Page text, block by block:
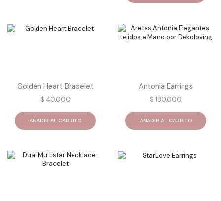
Golden Heart Bracelet
$ 40.000
AÑADIR AL CARRITO
Antonia Earrings
$ 180.000
AÑADIR AL CARRITO